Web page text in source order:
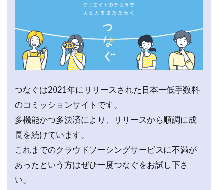
つなぐは2021年にリリースされた日本一低手数料
のコミッションサイトです。
多機能かつ多決済により、リリースから順調に成
長を続けています。
これまでのクラウドソーシングサービスに不満が
あったという方はぜひ一度つなぐをお試し下さ
い。